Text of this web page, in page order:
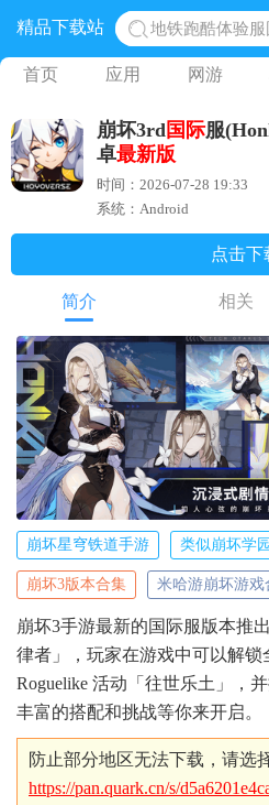
精品下载站
地铁跑酷体验
网易光遇手游
黎明觉醒生机
蛋仔派对下载
奥特曼王者传奇
首页 应用 网游
崩坏3rd国际服
卓最新版
时间：2026-07-28 19:33
系统：Android
点击下
简介 相关
崩坏星穹铁道手游 类似崩坏学
崩坏3版本合集 米哈游崩坏游戏
崩坏3手游最新的国际服版本推
律者」，玩家在游戏中可以解锁
Roguelike 活动「往世乐土」，
丰富的搭配和挑战等你来开启。
防止部分地区无法下载，请选
https://pan.quark.cn/s/